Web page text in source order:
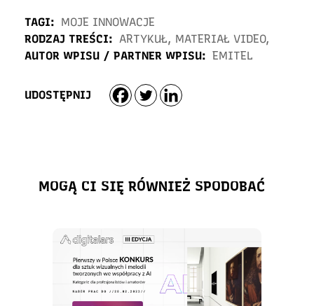
TAGI: MOJE INNOWACJE
RODZAJ TREŚCI: ARTYKUŁ, MATERIAŁ VIDEO,
AUTOR WPISU / PARTNER WPISU: EMITEL
UDOSTĘPNIJ
MOGĄ CI SIĘ RÓWNIEŻ SPODOBAĆ